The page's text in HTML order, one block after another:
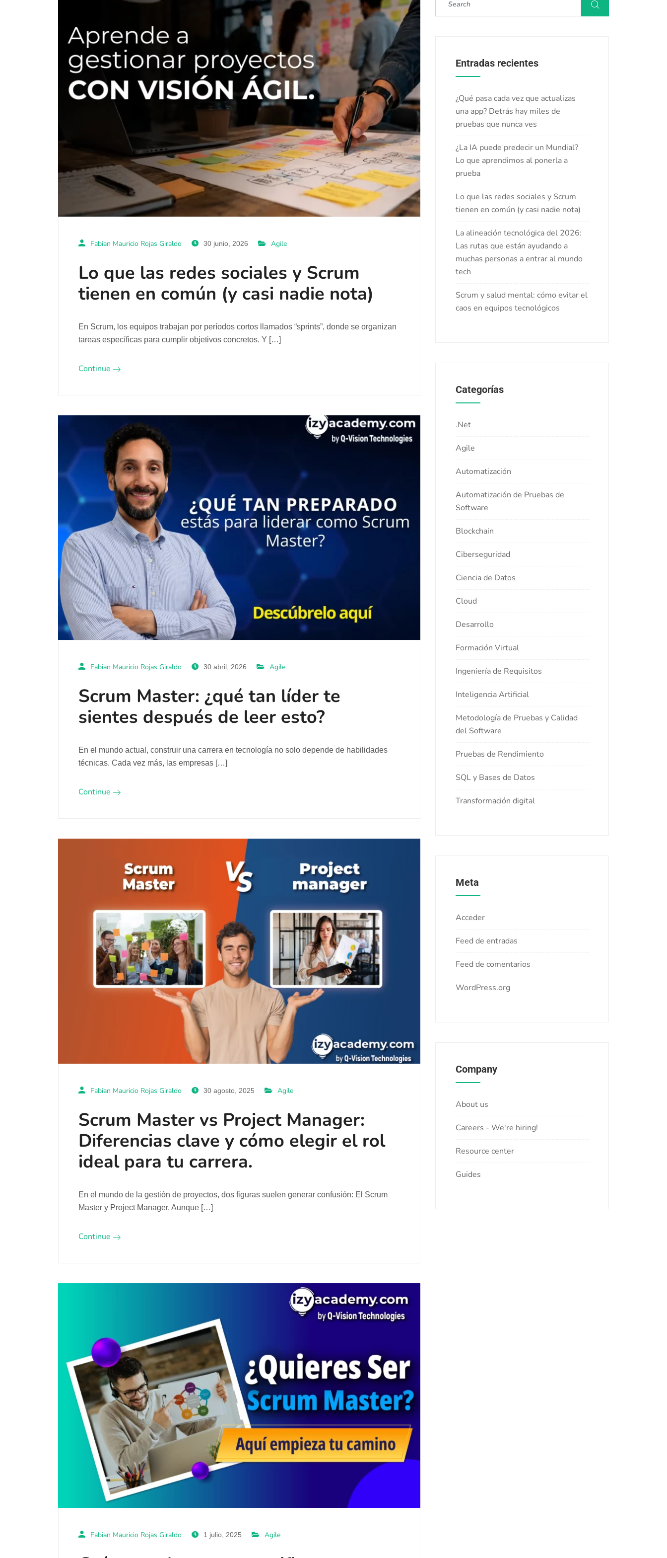
Fabian Mauricio Rojas Giraldo 30 junio, 2026 Agile
Lo que las redes sociales y Scrum
tienen en común (y casi nadie nota)
En Scrum, los equipos trabajan por períodos cortos llamados “sprints”, donde se organizan
tareas específicas para cumplir objetivos concretos. Y […]
Continue
Fabian Mauricio Rojas Giraldo 30 abril, 2026 Agile
Scrum Master: ¿qué tan líder te
sientes después de leer esto?
En el mundo actual, construir una carrera en tecnología no solo depende de habilidades
técnicas. Cada vez más, las empresas […]
Continue
Fabian Mauricio Rojas Giraldo 30 agosto, 2025 Agile
Scrum Master vs Project Manager:
Diferencias clave y cómo elegir el rol
ideal para tu carrera.
En el mundo de la gestión de proyectos, dos figuras suelen generar confusión: El Scrum
Master y Project Manager. Aunque […]
Continue
Fabian Mauricio Rojas Giraldo 1 julio, 2025 Agile
Entradas recientes
¿Qué pasa cada vez que actualizas
una app? Detrás hay miles de
pruebas que nunca ves
¿La IA puede predecir un Mundial?
Lo que aprendimos al ponerla a
prueba
Lo que las redes sociales y Scrum
tienen en común (y casi nadie nota)
La alineación tecnológica del 2026:
Las rutas que están ayudando a
muchas personas a entrar al mundo
tech
Scrum y salud mental: cómo evitar el
caos en equipos tecnológicos
Categorías
.Net
Agile
Automatización
Automatización de Pruebas de
Software
Blockchain
Ciberseguridad
Ciencia de Datos
Cloud
Desarrollo
Formación Virtual
Ingeniería de Requisitos
Inteligencia Artificial
Metodología de Pruebas y Calidad
del Software
Pruebas de Rendimiento
SQL y Bases de Datos
Transformación digital
Meta
Acceder
Feed de entradas
Feed de comentarios
WordPress.org
Company
About us
Careers - We're hiring!
Resource center
Guides